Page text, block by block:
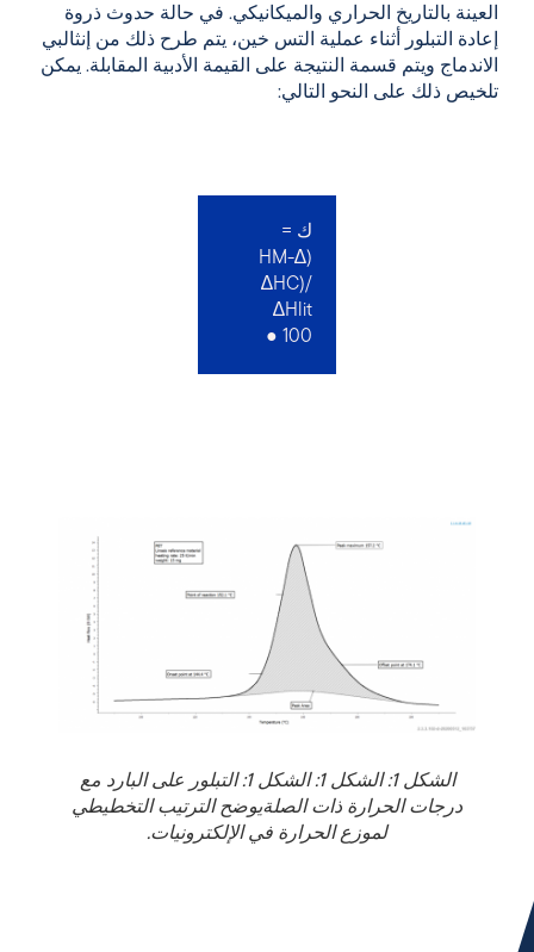
العينة بالتاريخ الحراري والميكانيكي. في حالة حدوث ذروة
إعادة التبلور أثناء عملية التس خين، يتم طرح ذلك من إنثالبي
الاندماج ويتم قسمة النتيجة على القيمة الأدبية المقابلة. يمكن
تلخيص ذلك على النحو التالي:
ك =
(∆HM-
∆HC)/
∆Hlit
● 100
الشكل 1: الشكل 1: الشكل 1: التبلور على البارد مع
درجات الحرارة ذات الصلةيوضح الترتيب التخطيطي
لموزع الحرارة في الإلكترونيات.